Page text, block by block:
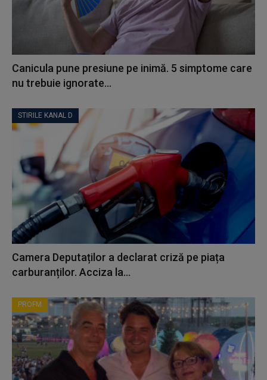
Canicula pune presiune pe inimă. 5 simptome care
nu trebuie ignorate...
STIRILE KANAL D
Camera Deputaților a declarat criză pe piața
carburanților. Acciza la...
PROFM